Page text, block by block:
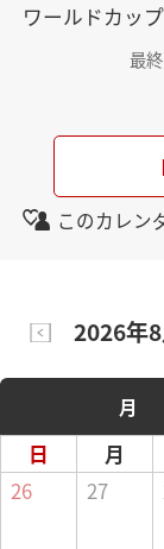
ワールドカッ
最
このカレン
2026年
月
日 月
26
27